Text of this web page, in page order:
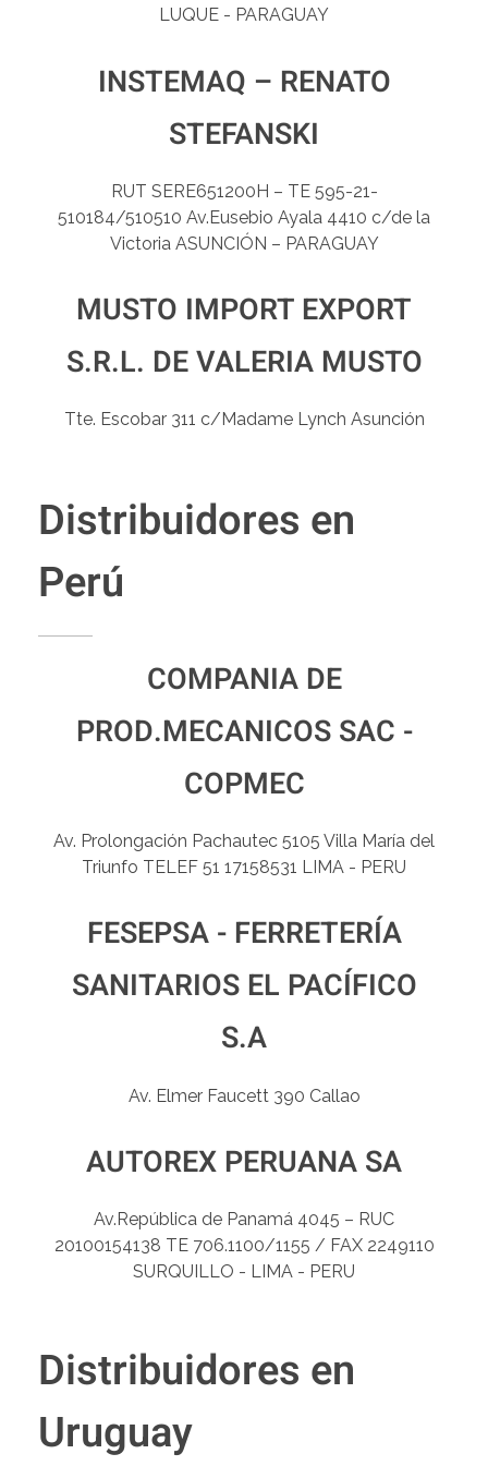
LUQUE - PARAGUAY
INSTEMAQ – RENATO
STEFANSKI
RUT SERE651200H – TE 595-21-
510184/510510 Av.Eusebio Ayala 4410 c/de la
Victoria ASUNCIÓN – PARAGUAY
MUSTO IMPORT EXPORT
S.R.L. DE VALERIA MUSTO
Tte. Escobar 311 c/Madame Lynch Asunción
Distribuidores en
Perú
COMPANIA DE
PROD.MECANICOS SAC -
COPMEC
Av. Prolongación Pachautec 5105 Villa María del
Triunfo TELEF 51 17158531 LIMA - PERU
FESEPSA - FERRETERÍA
SANITARIOS EL PACÍFICO
S.A
Av. Elmer Faucett 390 Callao
AUTOREX PERUANA SA
Av.República de Panamá 4045 – RUC
20100154138 TE 706.1100/1155 / FAX 2249110
SURQUILLO - LIMA - PERU
Distribuidores en
Uruguay